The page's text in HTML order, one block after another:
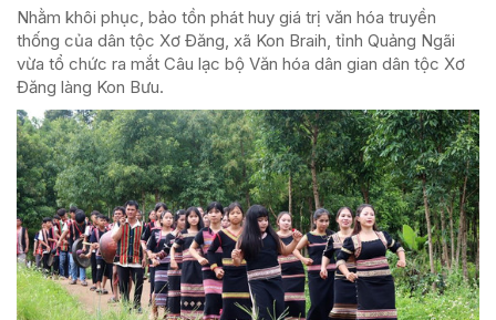
Nhằm khôi phục, bảo tồn phát huy giá trị văn hóa truyền
thống của dân tộc Xơ Đăng, xã Kon Braih, tỉnh Quảng Ngãi
vừa tổ chức ra mắt Câu lạc bộ Văn hóa dân gian dân tộc Xơ
Đăng làng Kon Bưu.